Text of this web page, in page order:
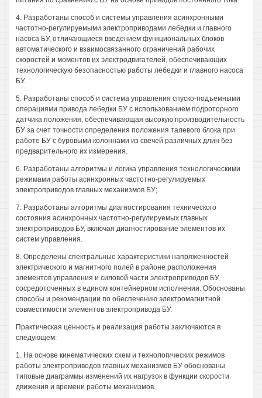
4. Разработаны способ и системы управления асинхронными
частотно-регулируемыми электроприводами лебедки и главного
насоса БУ, отличающиеся введением функциональных блоков
автоматического и взаимосвязанного ограничений рабочих
скоростей и моментов их электродвигателей, обеспечивающих
технологическую безопасностью работы лебедки и главного насоса
БУ.
5. Разработаны способ и система управления спуско-подъемными
операциями привода лебедки БУ с использованием подроторного
датчика положения, обеспечивающая высокую производительность
БУ за счет точности определения положения талевого блока при
работе БУ с буровыми колоннами из свечей различных длин без
предварительного их измерения.
6. Разработаны алгоритмы и логика управления технологическими
режимами работы асинхронных частотно-регулируемых
электроприводов главных механизмов БУ;
7. Разработаны алгоритмы диагностирования технического
состояния асинхронных частотно-регулируемых главных
электроприводов БУ, включая диагностирование элементов их
систем управления.
8. Определены спектральные характеристики напряженностей
электрического и магнитного полей в районе расположения
элементов управления и силовой части электроприводов БУ,
сосредоточенных в едином контейнерном исполнении. Обоснованы
способы и рекомендации по обеспечению электромагнитной
совместимости элементов электропривода БУ.
Практическая ценность и реализация работы заключаются в
следующем:
1. На основе кинематических схем и технологических режимов
работы электроприводов главных механизмов БУ обоснованы
типовые диаграммы изменений их нагрузок в функции скорости
движения и времени работы механизмов.